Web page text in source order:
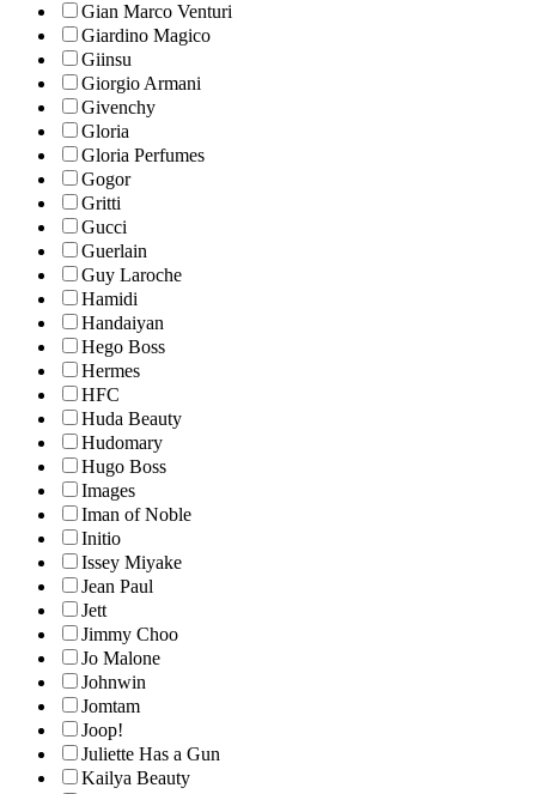
Gian Marco Venturi
Giardino Magico
Giinsu
Giorgio Armani
Givenchy
Gloria
Gloria Perfumes
Gogor
Gritti
Gucci
Guerlain
Guy Laroche
Hamidi
Handaiyan
Hego Boss
Hermes
HFC
Huda Beauty
Hudomary
Hugo Boss
Images
Iman of Noble
Initio
Issey Miyake
Jean Paul
Jett
Jimmy Choo
Jo Malone
Johnwin
Jomtam
Joop!
Juliette Has a Gun
Kailya Beauty